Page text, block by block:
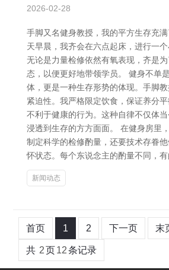
2026-02-28
手脚又名健身教授，我的平方生存充
天早晨，我齐会在六点起床，进行一个
无论是力量检修依然有氧表现，齐是
态，以便更好地带领学员。 健身不单
体，更是一种生存形势的体现。手脚
紧迫性。我严格限定饮食，保证养分
不利于健康的行为。这种自律不仅体
浸透到生存的方方面面。 在健身房里
制定科学的检修酌量，还要技术存眷
怀状态。每个东说念主的酌量不同，有
新闻动态
首页 1 2 下一页 末
共 2页12条记录